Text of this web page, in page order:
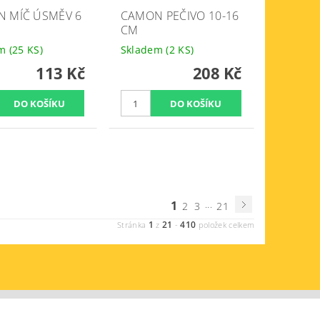
MÍČ ÚSMĚV 6
(25 KS)
113 Kč
CAMON PEČIVO 10-16
CM
Skladem(2 KS)
208 Kč
1 2 3 ... 21
Stránka 1 z 21 -410 položek celkem